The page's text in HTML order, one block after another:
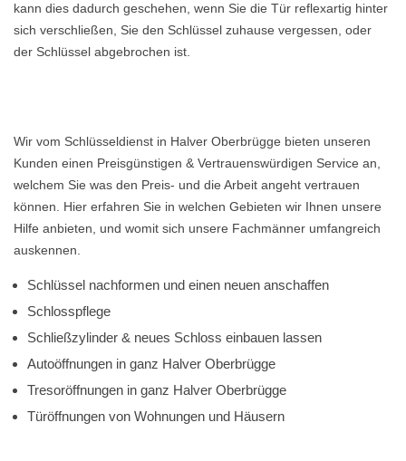
kann dies dadurch geschehen, wenn Sie die Tür reflexartig hinter
sich verschließen, Sie den Schlüssel zuhause vergessen, oder
der Schlüssel abgebrochen ist.
Wir vom Schlüsseldienst in Halver Oberbrügge bieten unseren
Kunden einen Preisgünstigen & Vertrauenswürdigen Service an,
welchem Sie was den Preis- und die Arbeit angeht vertrauen
können. Hier erfahren Sie in welchen Gebieten wir Ihnen unsere
Hilfe anbieten, und womit sich unsere Fachmänner umfangreich
auskennen.
Schlüssel nachformen und einen neuen anschaffen
Schlosspflege
Schließzylinder & neues Schloss einbauen lassen
Autoöffnungen in ganz Halver Oberbrügge
Tresoröffnungen in ganz Halver Oberbrügge
Türöffnungen von Wohnungen und Häusern